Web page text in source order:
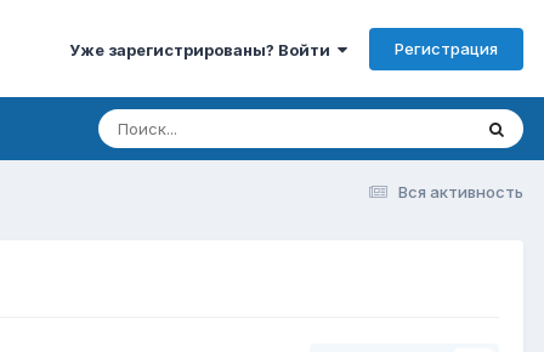
Уже зарегистрированы? Войти Регистрация
Вся активность